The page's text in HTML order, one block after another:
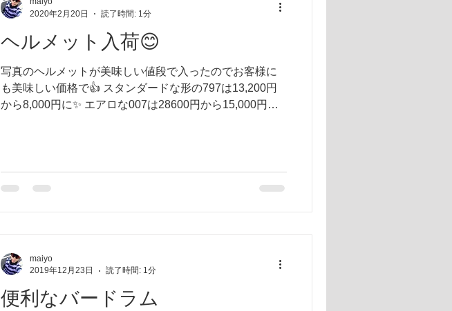
ヘルメット入荷😊
写真のヘルメットが美味しい値段で入ったのでお客様に
も美味しい価格で👍 スタンダードな形の797は13,200円
から8,000円に✨ エアロな007は28600円から15,000円で
2020年2月20日
読了時間: 1分
便利なバードラム
maiyo
2019年12月23日
読了時間: 1分